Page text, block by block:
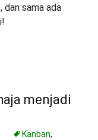
dan sama ada
menjadi
Kanban,